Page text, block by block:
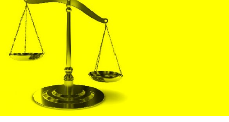
Språkfrågor
Skrivtips
Bokrecensioner
Kviss
Anmäl till språkpolisen
Föreslå nyord